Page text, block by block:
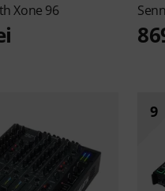
Xone 96
9